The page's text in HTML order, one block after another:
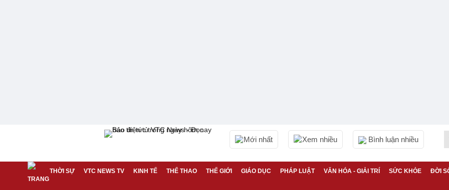
Mới nhất Xem nhiều Bình luận nhiều
THỜI SỰ VTC NEWS TV KINH TẾ THỂ THAO THẾ GIỚI GIÁO DỤC PHÁP LUẬT VĂN HÓA - GIẢI TRÍ SỨC KHỎE ĐỜI